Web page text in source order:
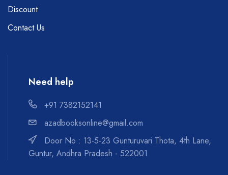
Discount
Contact Us
Need help
+91 7382152141
azadbooksonline@gmail.com
Door No : 13-5-23 Gunturuvari Thota, 4th Lane,
Guntur, Andhra Pradesh - 522001